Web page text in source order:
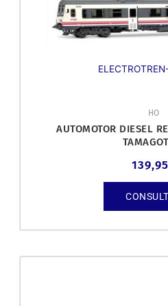
HO
AUTOMOTOR DIESEL
139,95